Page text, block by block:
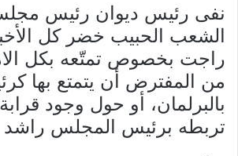
نفى رئيس ديوان رئيس
الشعب الحبيب خضر كل
راجت بخصوص تمتّعه بكل
من المفترض أن يتمتع بها
بالبرلمان، أو حول وجود
تربطه برئيس المجلس راشد